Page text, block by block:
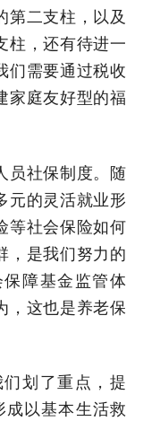
第二支柱，以及
柱，还有待进一
们需要通过税收
家庭友好型的福
员社保制度。随
元的灵活就业形
等社会保险如何
，是我们努力的
障基金监管体
，这也是养老保
划了重点，提
成以基本生活救